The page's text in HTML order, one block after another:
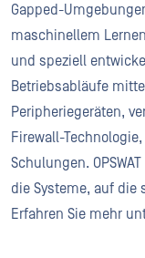
Gapped-
maschinellem
und speziell
Betriebsabläufe
Peripheriegeräten,
Firewall-
Schulungen.
die Systeme, auf die
Erfahren Sie mehr